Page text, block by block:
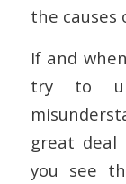
the causes
If and
try to
great deal
you see